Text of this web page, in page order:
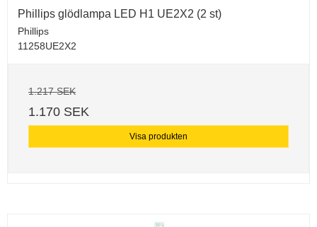
Phillips glödlampa LED H1 UE2X2 (2 st)
Phillips
11258UE2X2
1.217 SEK
1.170 SEK
Visa produkten